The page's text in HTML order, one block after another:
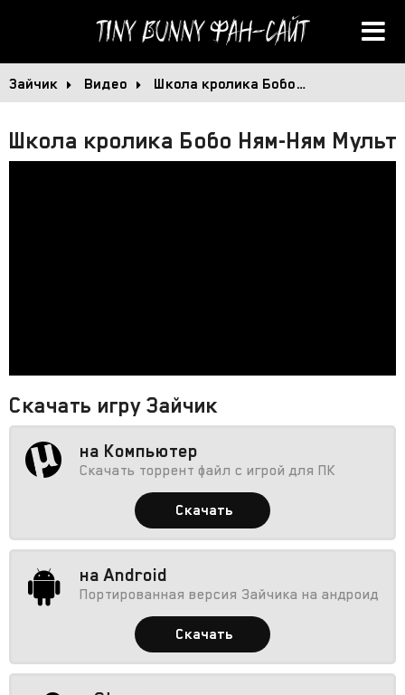
Tiny BunnyФан-сайт
Зайчик Видео Школа кролика Бобо…
Школа кролика Бобо Ням-Ням
Скачать игру Зайчик
на Компьютер
Скачать торрент файл с игрой для ПК
Скачать
на Android
Портированная версия Зайчика на андроид
Скачать